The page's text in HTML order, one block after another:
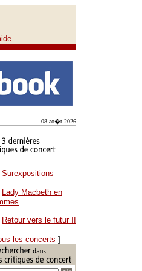
08 ao�t 2026
Surexpositions
Lady Macbeth en
Retour vers le futur II
les concerts ]